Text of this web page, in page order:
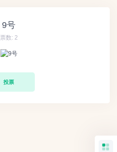
9号
票数: 2
投票